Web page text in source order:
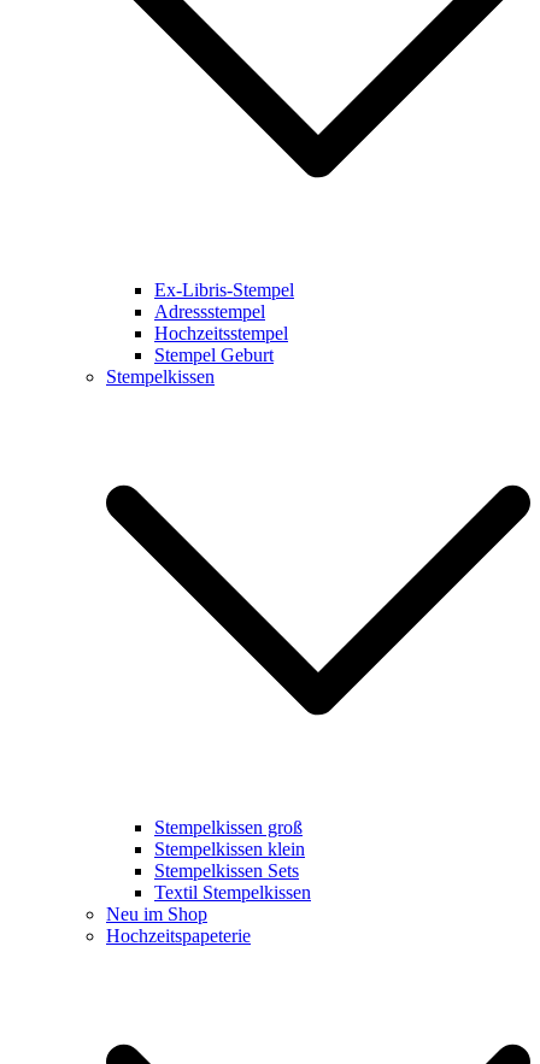
Ex-Libris-Stempel
Adressstempel
Hochzeitsstempel
Stempel Geburt
Stempelkissen
Stempelkissen groß
Stempelkissen klein
Stempelkissen Sets
Textil Stempelkissen
Neu im Shop
Hochzeitspapeterie